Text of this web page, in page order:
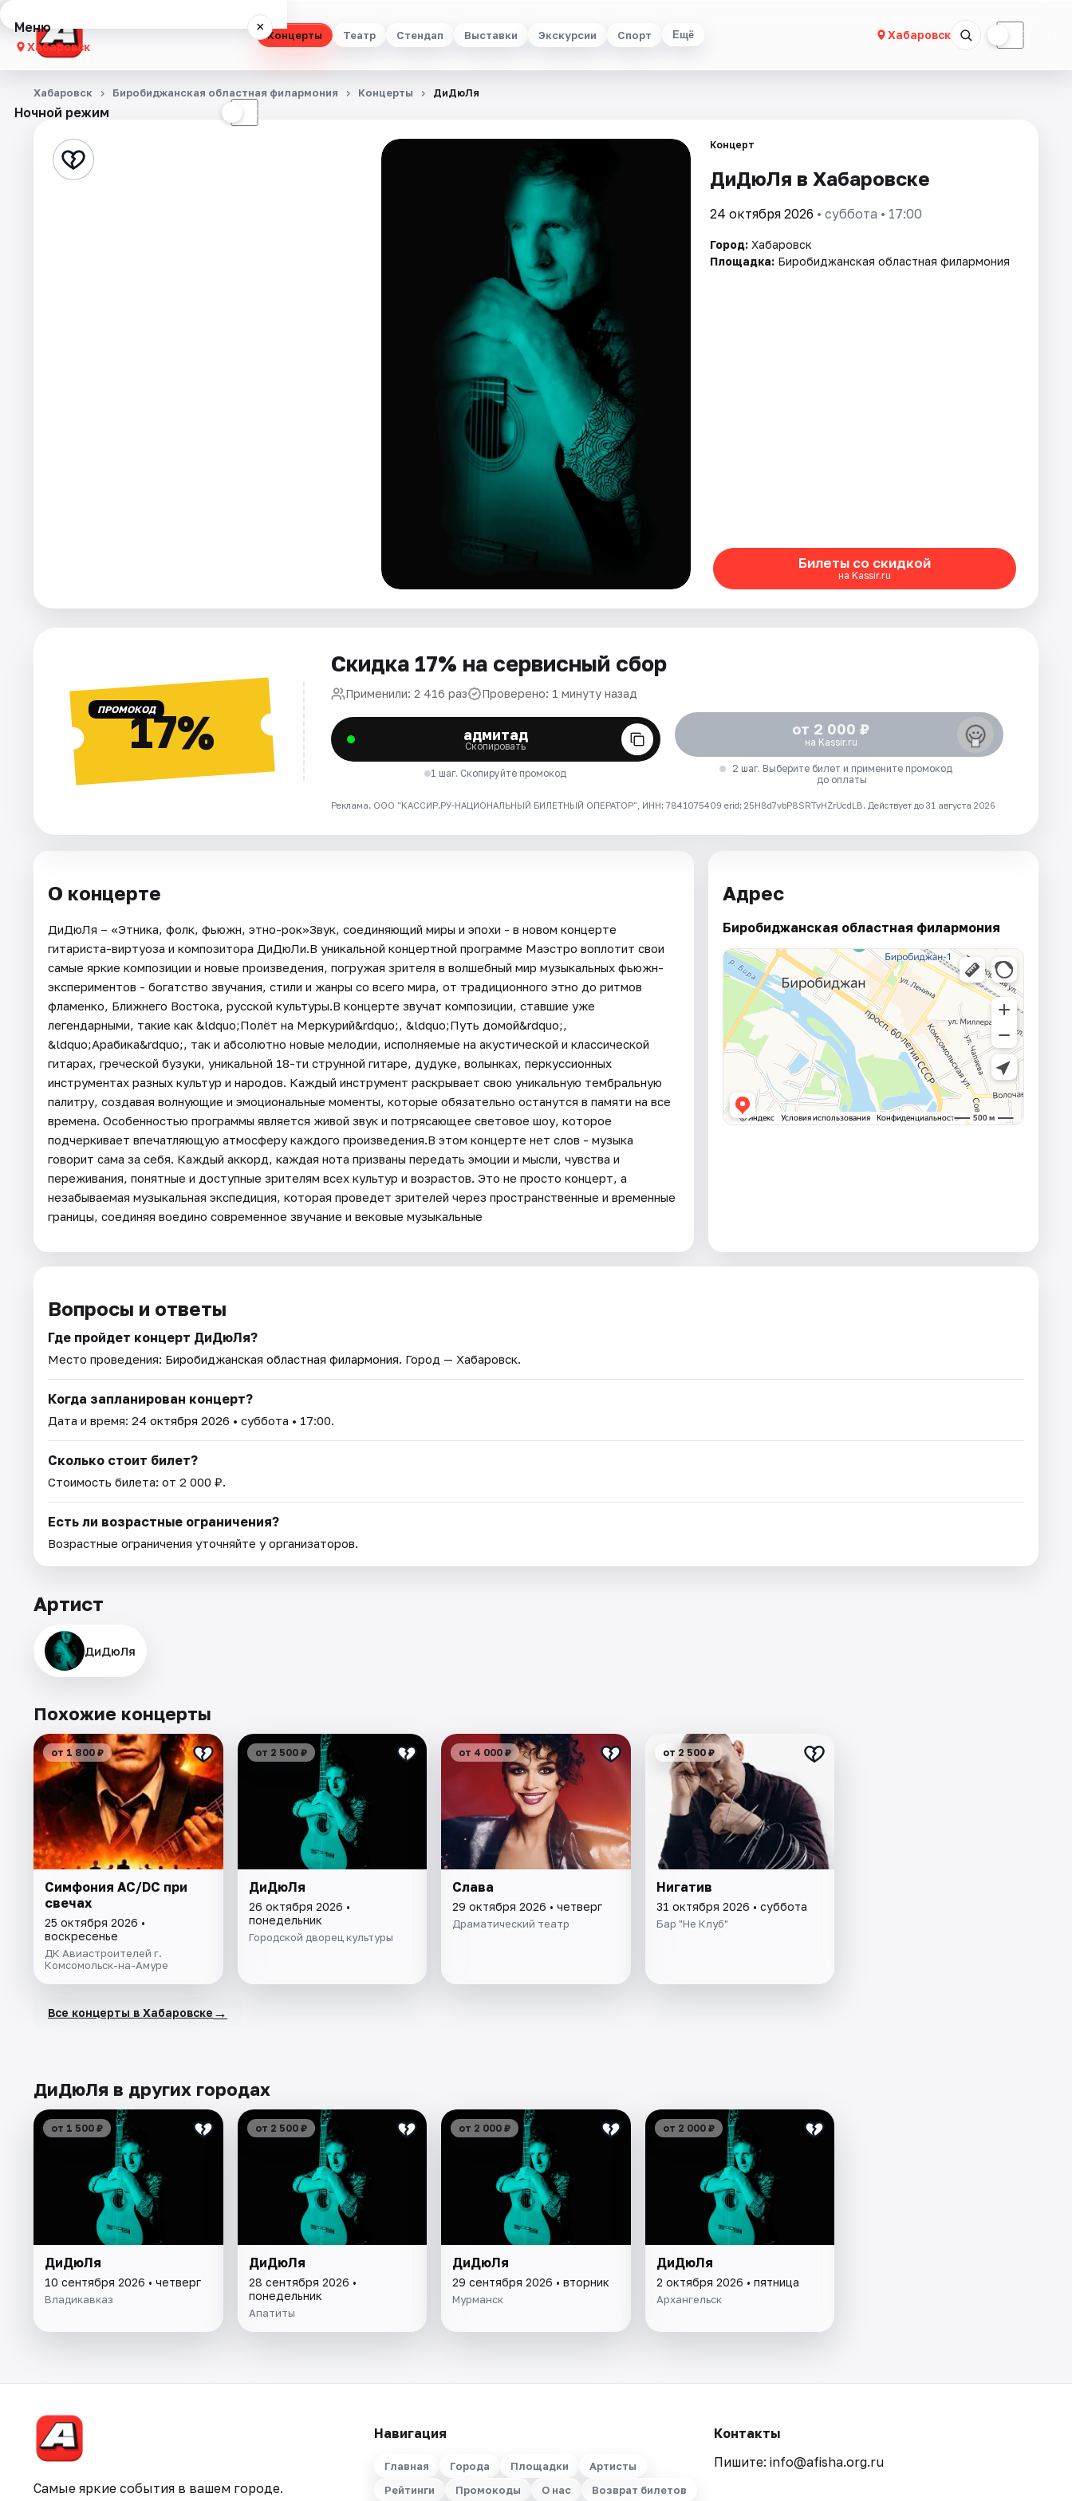
Концерты Театр Стендап Выставки Экскурсии Спорт Ещё Хабаровск ☾
Меню ×
Хабаровск
Концерты
Стендап
Ночной режим ☾
Хабаровск Биробиджанская областная филармония Концерты ДиДюЛя
Концерт
ДиДюЛя в Хабаровске
24 октября 2026 • суббота • 17:00
Город: Хабаровск
Площадка: Биробиджанская областная филармония
Билеты со скидкой
на Kassir.ru
ПРОМОКОД17%
Скидка 17% на сервисный сбор
Применили: 2 416 раз Проверено: 1 минуту назад
адмитад
Скопировать
1 шаг. Скопируйте промокод
от 2 000 ₽
на Kassir.ru
2 шаг. Выберите билет и примените промокод
до оплаты
Реклама. ООО "КАССИР.РУ-НАЦИОНАЛЬНЫЙ БИЛЕТНЫЙ ОПЕРАТОР", ИНН: 7841075409 erid: 25H8d7vbP8SRTvHZrUcdLB. Действует до 31 августа 2026
О концерте
ДиДюЛя – «Этника, фолк, фьюжн, этно-рок»Звук, соединяющий миры и эпохи - в новом концерте
гитариста-виртуоза и композитора ДиДюЛи.В уникальной концертной программе Маэстро воплотит свои
самые яркие композиции и новые произведения, погружая зрителя в волшебный мир музыкальных фьюжн-
экспериментов - богатство звучания, стили и жанры со всего мира, от традиционного этно до ритмов
фламенко, Ближнего Востока, русской культуры.В концерте звучат композиции, ставшие уже
легендарными, такие как &ldquo;Полёт на Меркурий&rdquo;, &ldquo;Путь домой&rdquo;,
&ldquo;Арабика&rdquo;, так и абсолютно новые мелодии, исполняемые на акустической и классической
гитарах, греческой бузуки, уникальной 18-ти струнной гитаре, дудуке, волынках, перкуссионных
инструментах разных культур и народов. Каждый инструмент раскрывает свою уникальную тембральную
палитру, создавая волнующие и эмоциональные моменты, которые обязательно останутся в памяти на все
времена. Особенностью программы является живой звук и потрясающее световое шоу, которое
подчеркивает впечатляющую атмосферу каждого произведения.В этом концерте нет слов - музыка
говорит сама за себя. Каждый аккорд, каждая нота призваны передать эмоции и мысли, чувства и
переживания, понятные и доступные зрителям всех культур и возрастов. Это не просто концерт, а
незабываемая музыкальная экспедиция, которая проведет зрителей через пространственные и временные
границы, соединяя воедино современное звучание и вековые музыкальные
Адрес
Биробиджанская областная филармония
Вопросы и ответы
Где пройдет концерт ДиДюЛя?
Место проведения: Биробиджанская областная филармония. Город — Хабаровск.
Когда запланирован концерт?
Дата и время: 24 октября 2026 • суббота • 17:00.
Сколько стоит билет?
Стоимость билета: от 2 000 ₽.
Есть ли возрастные ограничения?
Возрастные ограничения уточняйте у организаторов.
Артист
ДиДюЛя
Похожие концерты
от 1 800 ₽
Симфония AC/DC при
свечах
25 октября 2026 •
воскресенье
ДК Авиастроителей г.
Комсомольск-на-Амуре
от 2 500 ₽
ДиДюЛя
26 октября 2026 •
понедельник
Городской дворец культуры
от 4 000 ₽
Слава
29 октября 2026 • четверг
Драматический театр
от 2 500 ₽
Нигатив
31 октября 2026 • суббота
Бар "Не Клуб"
Все концерты в Хабаровске →
ДиДюЛя в других городах
от 1 500 ₽
ДиДюЛя
10 сентября 2026 • четверг
Владикавказ
от 2 500 ₽
ДиДюЛя
28 сентября 2026 •
понедельник
Апатиты
от 2 000 ₽
ДиДюЛя
29 сентября 2026 • вторник
Мурманск
от 2 000 ₽
ДиДюЛя
2 октября 2026 • пятница
Архангельск
Самые яркие события в вашем городе.
Навигация
Главная Города Площадки
Артисты
Рейтинги
Промокоды О нас Возврат билетов
Контакты
Пишите: info@afisha.org.ru